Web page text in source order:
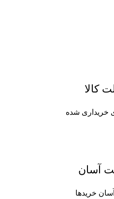
کالا
خریداری شده
آسان
خریدها